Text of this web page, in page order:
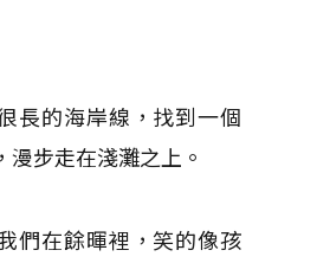
長的海岸線，找到一個
漫步走在淺灘之上。
們在餘暉裡，笑的像孩